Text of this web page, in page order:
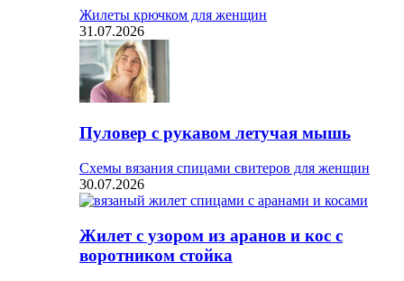
Жилеты крючком для женщин
31.07.2026
Пуловер с рукавом летучая мышь
Схемы вязания спицами свитеров для женщин
30.07.2026
Жилет с узором из аранов и кос с
воротником стойка